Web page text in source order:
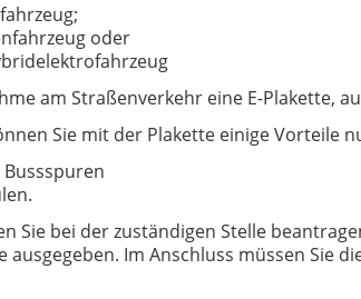
oder
am Straßenverkehr eine E-Plakette,
Sie mit der Plakette einige Vorteile
Sie bei der zuständigen Stelle
ausgegeben. Im Anschluss müssen Sie